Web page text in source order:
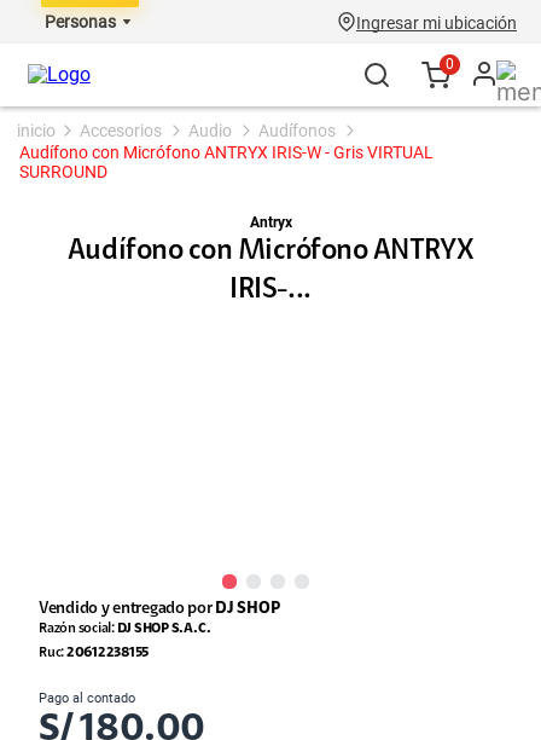
Personas Ingresar mi ubicación
0
accesorios audio
audífonos
Audífono con Micrófono ANTRYX IRIS-W - Gris VIRTUAL
SURROUND
Antryx
Audífono con Micrófono ANTRYX
IRIS-...
Vendido y entregado por DJ SHOP
Razón social: DJ SHOP S.A.C.
Ruc:20612238155
Pago al contado
S/180.00